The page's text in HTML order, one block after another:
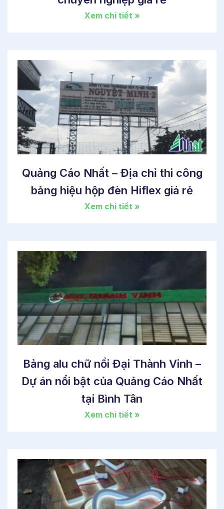
Xem chi tiết »
Quảng Cáo Nhất – Địa chỉ thi công
bảng hiệu hộp đèn Hiflex giá rẻ
Xem chi tiết »
Bảng alu chữ nổi Đại Thành Vinh –
Dự án nổi bật của Quảng Cáo Nhất
tại Bình Tân
Xem chi tiết »